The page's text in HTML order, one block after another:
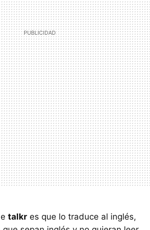
talkr es que lo traduce al inglés,